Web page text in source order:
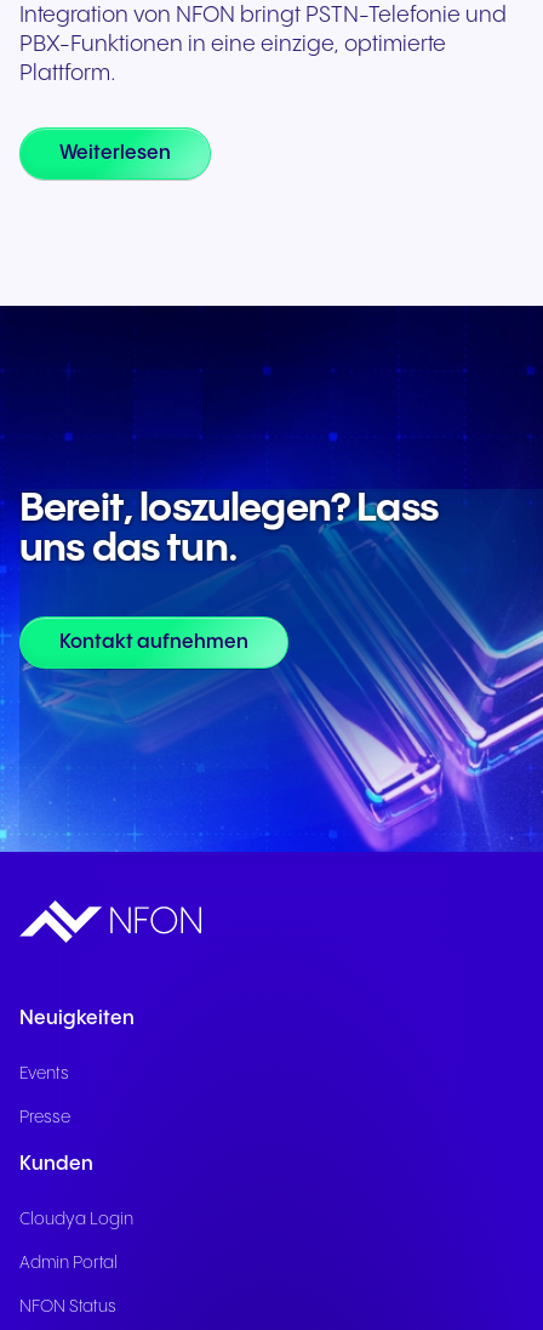
Integration von NFON bringt PSTN-Telefonie und
PBX-Funktionen in eine einzige, optimierte
Plattform.
Weiterlesen
Bereit, loszulegen? Lass
uns das tun.
Kontakt aufnehmen
Neuigkeiten
Events
Presse
Kunden
Cloudya Login
Admin Portal
NFON Status